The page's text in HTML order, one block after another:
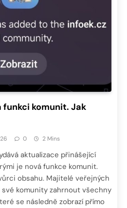
funkci komunit. Jak
0 2 Mins
aktualizace přinášející
je nová funkce komunit.
obsahu. Majitelé veřejných
komunity zahrnout všechny
se následně zobrazí přímo